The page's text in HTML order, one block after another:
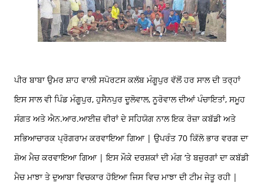
ਪੀਰ ਬਾਬਾ ਉਮਰ ਸ਼ਾਹ ਵਾਲੀ ਸਪੋਰਟਸ ਕਲੱਬ ਮੰਗੂਪੁਰ ਵੱਲੋਂ ਹਰ ਸਾਲ ਦੀ ਤਰ੍ਹਾਂ
ਇਸ ਸਾਲ ਵੀ ਪਿੰਡ ਮੰਗੂਪੁਰ, ਹੁਸੈਨਪੁਰ ਦੂਲੋਵਾਲ, ਨੂਰੋਵਾਲ ਦੀਆਂ ਪੰਚਾਇਤਾਂ, ਸਮੂਹ
ਸੰਗਤ ਅਤੇ ਐਨ.ਆਰ.ਆਈਜ਼ ਵੀਰਾਂ ਦੇ ਸਹਿਯੋਗ ਨਾਲ ਇਕ ਰੋਜ਼ਾ ਕਬੱਡੀ ਅਤੇ
ਸਭਿਆਚਾਰਕ ਪ੍ਰੋਗਰਾਮ ਕਰਵਾਇਆ ਗਿਆ | ਉਪਰੰਤ 70 ਕਿੱਲੋ ਭਾਰ ਵਰਗ ਦਾ
ਸ਼ੋਅ ਮੈਚ ਕਰਵਾਇਆ ਗਿਆ | ਇਸ ਮੌਕੇ ਦਰਸ਼ਕਾਂ ਦੀ ਮੰਗ ‘ਤੇ ਬਜ਼ੁਰਗਾਂ ਦਾ ਕਬੱਡੀ
ਮੈਚ ਮਾਝਾ ਤੇ ਦੁਆਬਾ ਵਿਚਕਾਰ ਹੋਇਆ ਜਿਸ ਵਿਚ ਮਾਝਾ ਦੀ ਟੀਮ ਜੇਤੂ ਰਹੀ |